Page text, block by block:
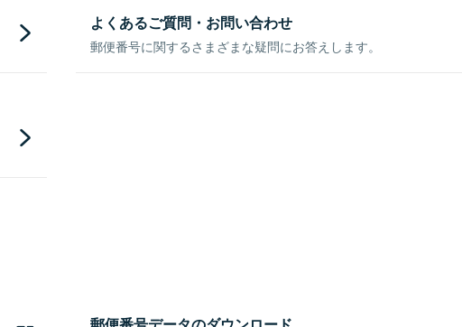
よくあるご質問・お問い合わせ
郵便番号に関するさまざまな疑問にお答えします。